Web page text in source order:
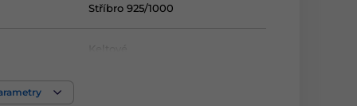
Stříbro 925/1000